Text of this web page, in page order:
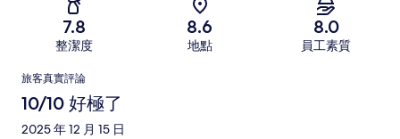
7.8
整潔度
8.6
地點
8.0
員工素質
評
論
旅客真實評論
10/10 好極了
2025 年 12 月 15 日